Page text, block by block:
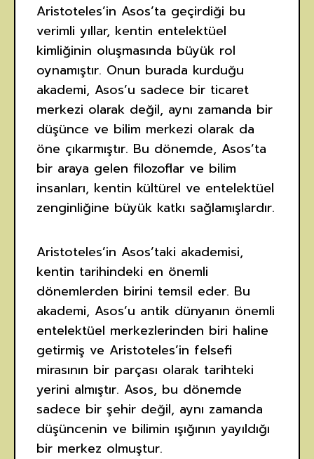
Aristoteles’in Asos’ta geçirdiği bu
verimli yıllar, kentin entelektüel
kimliğinin oluşmasında büyük rol
oynamıştır. Onun burada kurduğu
akademi, Asos’u sadece bir ticaret
merkezi olarak değil, aynı zamanda bir
düşünce ve bilim merkezi olarak da
öne çıkarmıştır. Bu dönemde, Asos’ta
bir araya gelen filozoflar ve bilim
insanları, kentin kültürel ve entelektüel
zenginliğine büyük katkı sağlamışlardır.
Aristoteles’in Asos’taki akademisi,
kentin tarihindeki en önemli
dönemlerden birini temsil eder. Bu
akademi, Asos’u antik dünyanın önemli
entelektüel merkezlerinden biri haline
getirmiş ve Aristoteles’in felsefi
mirasının bir parçası olarak tarihteki
yerini almıştır. Asos, bu dönemde
sadece bir şehir değil, aynı zamanda
düşüncenin ve bilimin ışığının yayıldığı
bir merkez olmuştur.